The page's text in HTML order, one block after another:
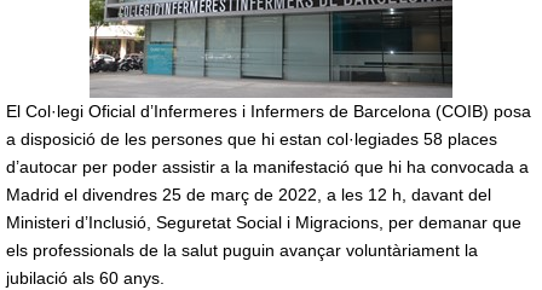
El Col·legi Oficial d’Infermeres i Infermers de Barcelona (COIB) posa
a disposició de les persones que hi estan col·legiades 58 places
d’autocar per poder assistir a la manifestació que hi ha convocada a
Madrid el divendres 25 de març de 2022, a les 12 h, davant del
Ministeri d’Inclusió, Seguretat Social i Migracions, per demanar que
els professionals de la salut puguin avançar voluntàriament la
jubilació als 60 anys.